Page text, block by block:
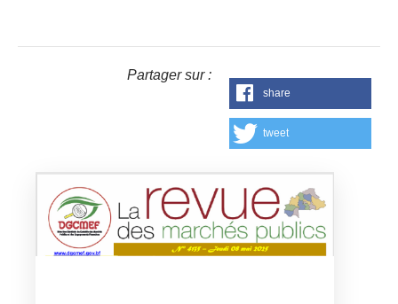
Partager sur :
share
tweet